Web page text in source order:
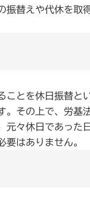
替えや代休を取
とを休日振替と
。その上で、労基
々休日であった
要はありません。